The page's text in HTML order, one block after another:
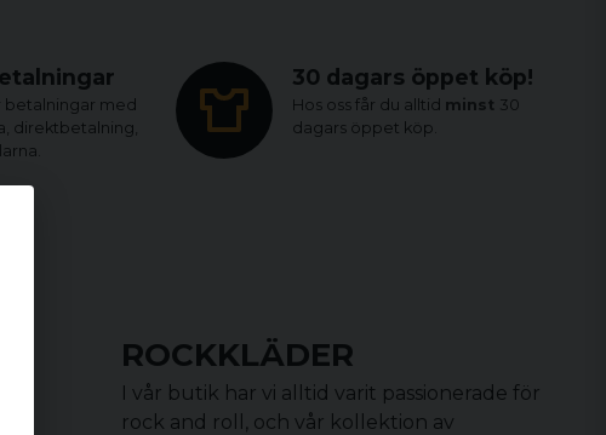
betalningar med
direktbetalning,
30 dagars öppet köp!
Hos oss får du alltid minst 30
dagars öppet köp.
ROCKKLÄDER
I vår butik har vi alltid varit passionerade för
rock and roll, och vår kollektion av